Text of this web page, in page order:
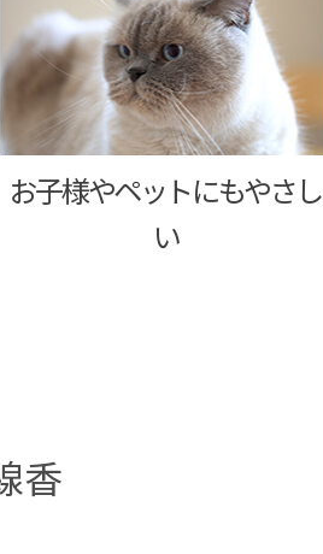
お子様やペットにもやさし
い
香